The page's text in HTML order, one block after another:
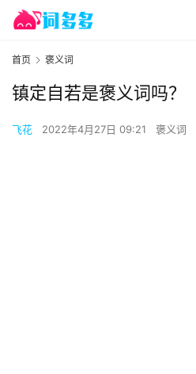
首页 褒义词
镇定自若是褒义词吗？
飞花 2022年4月27日 09:21 褒义词